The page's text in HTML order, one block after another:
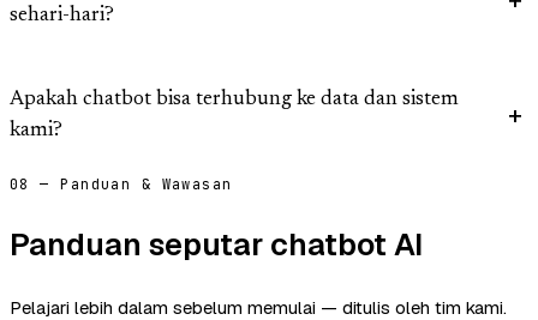
sehari-hari?
Apakah chatbot bisa terhubung ke data dan sistem
kami?
08 — Panduan & Wawasan
Panduan seputar chatbot AI
Pelajari lebih dalam sebelum memulai — ditulis oleh tim kami.